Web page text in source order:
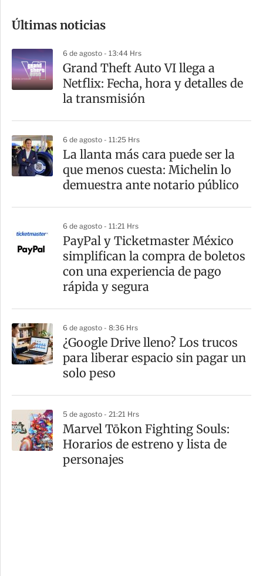
m
a
r
t
Últimas noticias
6 de agosto - 13:44 Hrs
Grand Theft Auto VI llega a
Netflix: Fecha, hora y detalles de
la transmisión
6 de agosto - 11:25 Hrs
La llanta más cara puede ser la
que menos cuesta: Michelin lo
demuestra ante notario público
6 de agosto - 11:21 Hrs
PayPal y Ticketmaster México
simplifican la compra de boletos
con una experiencia de pago
rápida y segura
6 de agosto - 8:36 Hrs
¿Google Drive lleno? Los trucos
para liberar espacio sin pagar un
solo peso
5 de agosto - 21:21 Hrs
Marvel Tōkon Fighting Souls:
Horarios de estreno y lista de
personajes